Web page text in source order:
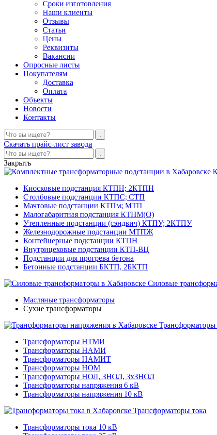
Сроки изготовления
Наши клиенты
Отзывы
Статьи
Цены
Реквизиты
Вакансии
Опросные листы
Покупателям
Доставка
Оплата
Объекты
Новости
Контакты
Скачать прайс-лист завода
Закрыть
Киосковые подстанция КТПН; 2КТПН
Столбовые подстанции КТПС; СТП
Мачтовые подстанции КТПм; МТП
Малогабаритная подстанция КТПМ(О)
Утепленные подстанции (сэндвич) КТПУ; 2КТПУ
Железнодорожные подстанции МТПЖ
Контейнерные подстанции КТПН
Внутрицеховые подстанции КТП-ВЦ
Подстанции для прогрева бетона
Бетонные подстанции БКТП, 2БКТП
Силовые
Масляные трансформаторы
Сухие трансформаторы
Трансформаторы НТМИ
Трансформаторы НАМИ
Трансформаторы НАМИТ
Трансформаторы НОМ
Трансформаторы НОЛ, ЗНОЛ, 3хЗНОЛ
Трансформаторы напряжения 6 кВ
Трансформаторы напряжения 10 кВ
Трансформаторы тока
Трансформаторы тока 10 кВ